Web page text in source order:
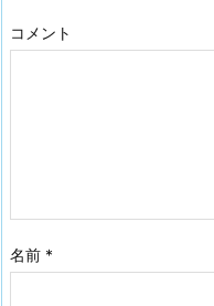
コメント
名前 *